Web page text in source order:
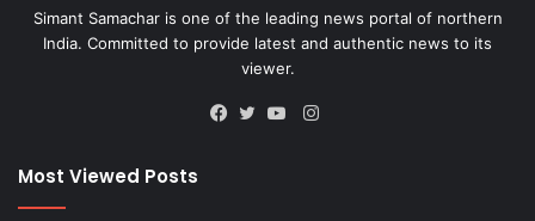
Simant Samachar is one of the leading news portal of northern
India. Committed to provide latest and authentic news to its
viewer.
Instagram
Most Viewed Posts